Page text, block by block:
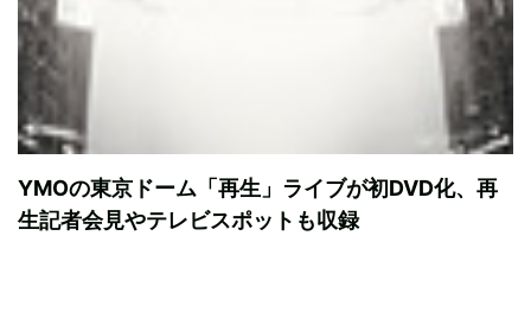
YMOの東京ドーム「再生」ライブが初DVD化、再
生記者会見やテレビスポットも収録